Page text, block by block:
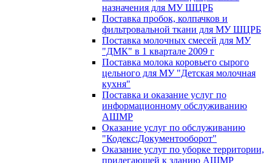
назначения для МУ ШЦРБ
Поставка пробок, колпачков и
фильтровальной ткани для МУ ШЦРБ
Поставка молочных смесей для МУ
"ДМК" в 1 квартале 2009 г
Поставка молока коровьего сырого
цельного для МУ "Детская молочная
кухня"
Поставка и оказание услуг по
информационному обслуживанию
АШМР
Оказание услуг по обслуживанию
"Кодекс:Документооборот"
Оказание услуг по уборке территории,
прилегающей к зданию АШМР